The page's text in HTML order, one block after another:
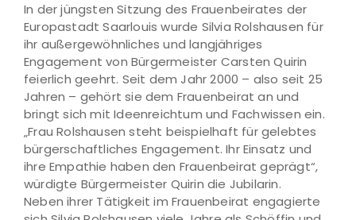
In der jüngsten Sitzung des Frauenbeirates der
Europastadt Saarlouis wurde Silvia Rolshausen für
ihr außergewöhnliches und langjähriges
Engagement von Bürgermeister Carsten Quirin
feierlich geehrt. Seit dem Jahr 2000 – also seit 25
Jahren – gehört sie dem Frauenbeirat an und
bringt sich mit Ideenreichtum und Fachwissen ein.
„Frau Rolshausen steht beispielhaft für gelebtes
bürgerschaftliches Engagement. Ihr Einsatz und
ihre Empathie haben den Frauenbeirat geprägt“,
würdigte Bürgermeister Quirin die Jubilarin.
Neben ihrer Tätigkeit im Frauenbeirat engagierte